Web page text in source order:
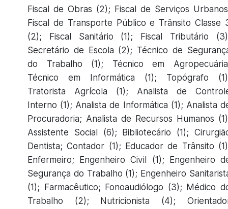
Fiscal de Obras (2); Fiscal de Serviços
Fiscal de Transporte Público e Trânsito Classe
(2); Fiscal Sanitário (1); Fiscal Tributário
Secretário de Escola (2); Técnico de
do Trabalho (1); Técnico em
Técnico em Informática (1); Topógrafo
Tratorista Agrícola (1); Analista de
Interno (1); Analista de Informática (1); Analista
Procuradoria; Analista de Recursos Humanos
Assistente Social (6); Bibliotecário (1);
Dentista; Contador (1); Educador de Trânsito
Enfermeiro; Engenheiro Civil (1); Engenheiro
Segurança do Trabalho (1); Engenheiro
(1); Farmacêutico; Fonoaudiólogo (3); Médico
Trabalho (2); Nutricionista (4);